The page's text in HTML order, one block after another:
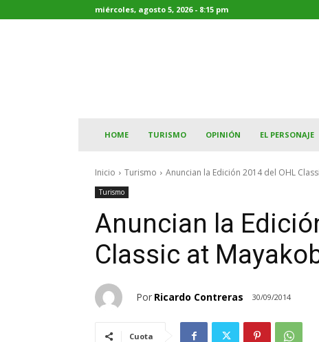
miércoles, agosto 5, 2026 - 8:15 pm
HOME TURISMO OPINIÓN EL PERSONAJE
Inicio Turismo Anuncian la Edición 2014 del OHL
Turismo
Anuncian la
Classic at
Por Ricardo Contreras 30/09/2014
Cuota